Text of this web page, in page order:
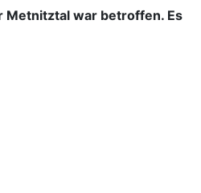
Metnitztal war betroffen. Es